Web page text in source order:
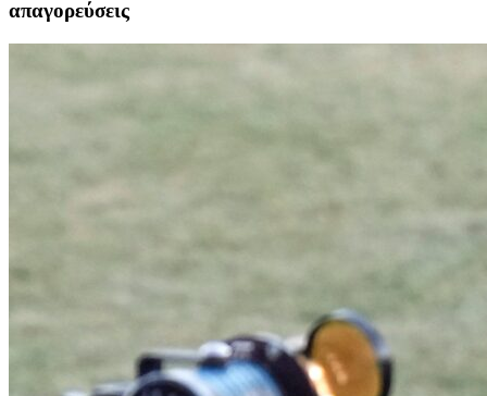
απαγορεύσεις